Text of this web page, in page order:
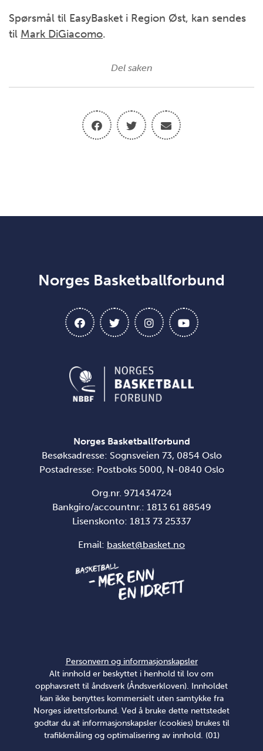
Spørsmål til EasyBasket i Region Øst, kan sendes
til Mark DiGiacomo.
Del saken
Norges Basketballforbund
Norges Basketballforbund
Besøksadresse: Sognsveien 73, 0854 Oslo
Postadresse: Postboks 5000, N-0840 Oslo
Org.nr. 971434724
Bankgiro/accountnr.: 1813 61 88549
Lisenskonto: 1813 73 25337
Email: basket@basket.no
Personvern og informasjonskapsler
Alt innhold er beskyttet i henhold til lov om
opphavsrett til åndsverk (Åndsverkloven). Innholdet
kan ikke benyttes kommersielt uten samtykke fra
Norges idrettsforbund. Ved å bruke dette nettstedet
godtar du at informasjonskapsler (cookies) brukes til
trafikkmåling og optimalisering av innhold. (01)